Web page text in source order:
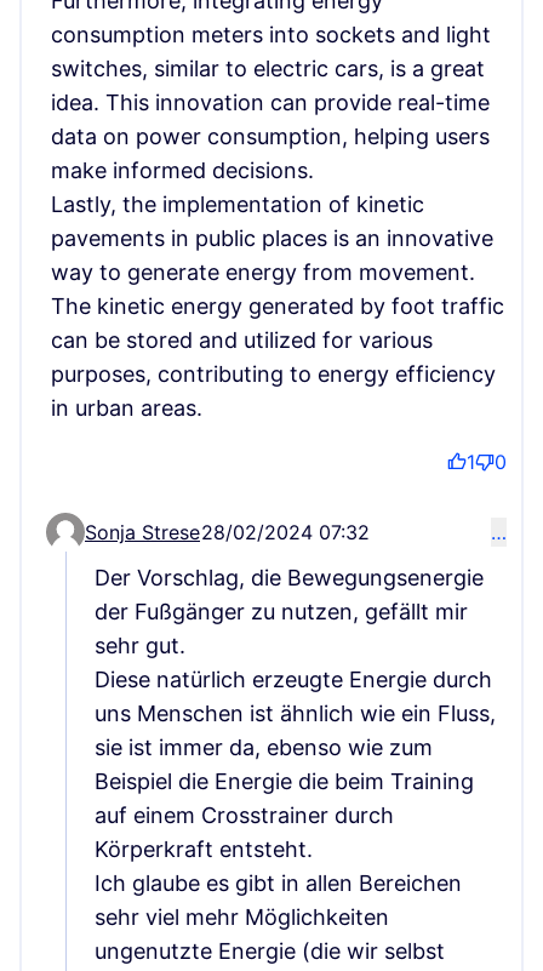
consumption meters into sockets and light
switches, similar to electric cars, is a great
idea. This innovation can provide real-time
data on power consumption, helping users
make informed decisions.
Lastly, the implementation of kinetic
pavements in public places is an innovative
way to generate energy from movement.
The kinetic energy generated by foot traffic
can be stored and utilized for various
purposes, contributing to energy efficiency
in urban areas.
1 0
Comment 73 (reply to comment 71)
Sonja Strese28/02/2024 07:32 …
Der Vorschlag, die Bewegungsenergie
der Fußgänger zu nutzen, gefällt mir
sehr gut.
Diese natürlich erzeugte Energie durch
uns Menschen ist ähnlich wie ein Fluss,
sie ist immer da, ebenso wie zum
Beispiel die Energie die beim Training
auf einem Crosstrainer durch
Körperkraft entsteht.
Ich glaube es gibt in allen Bereichen
sehr viel mehr Möglichkeiten
ungenutzte Energie (die wir selbst